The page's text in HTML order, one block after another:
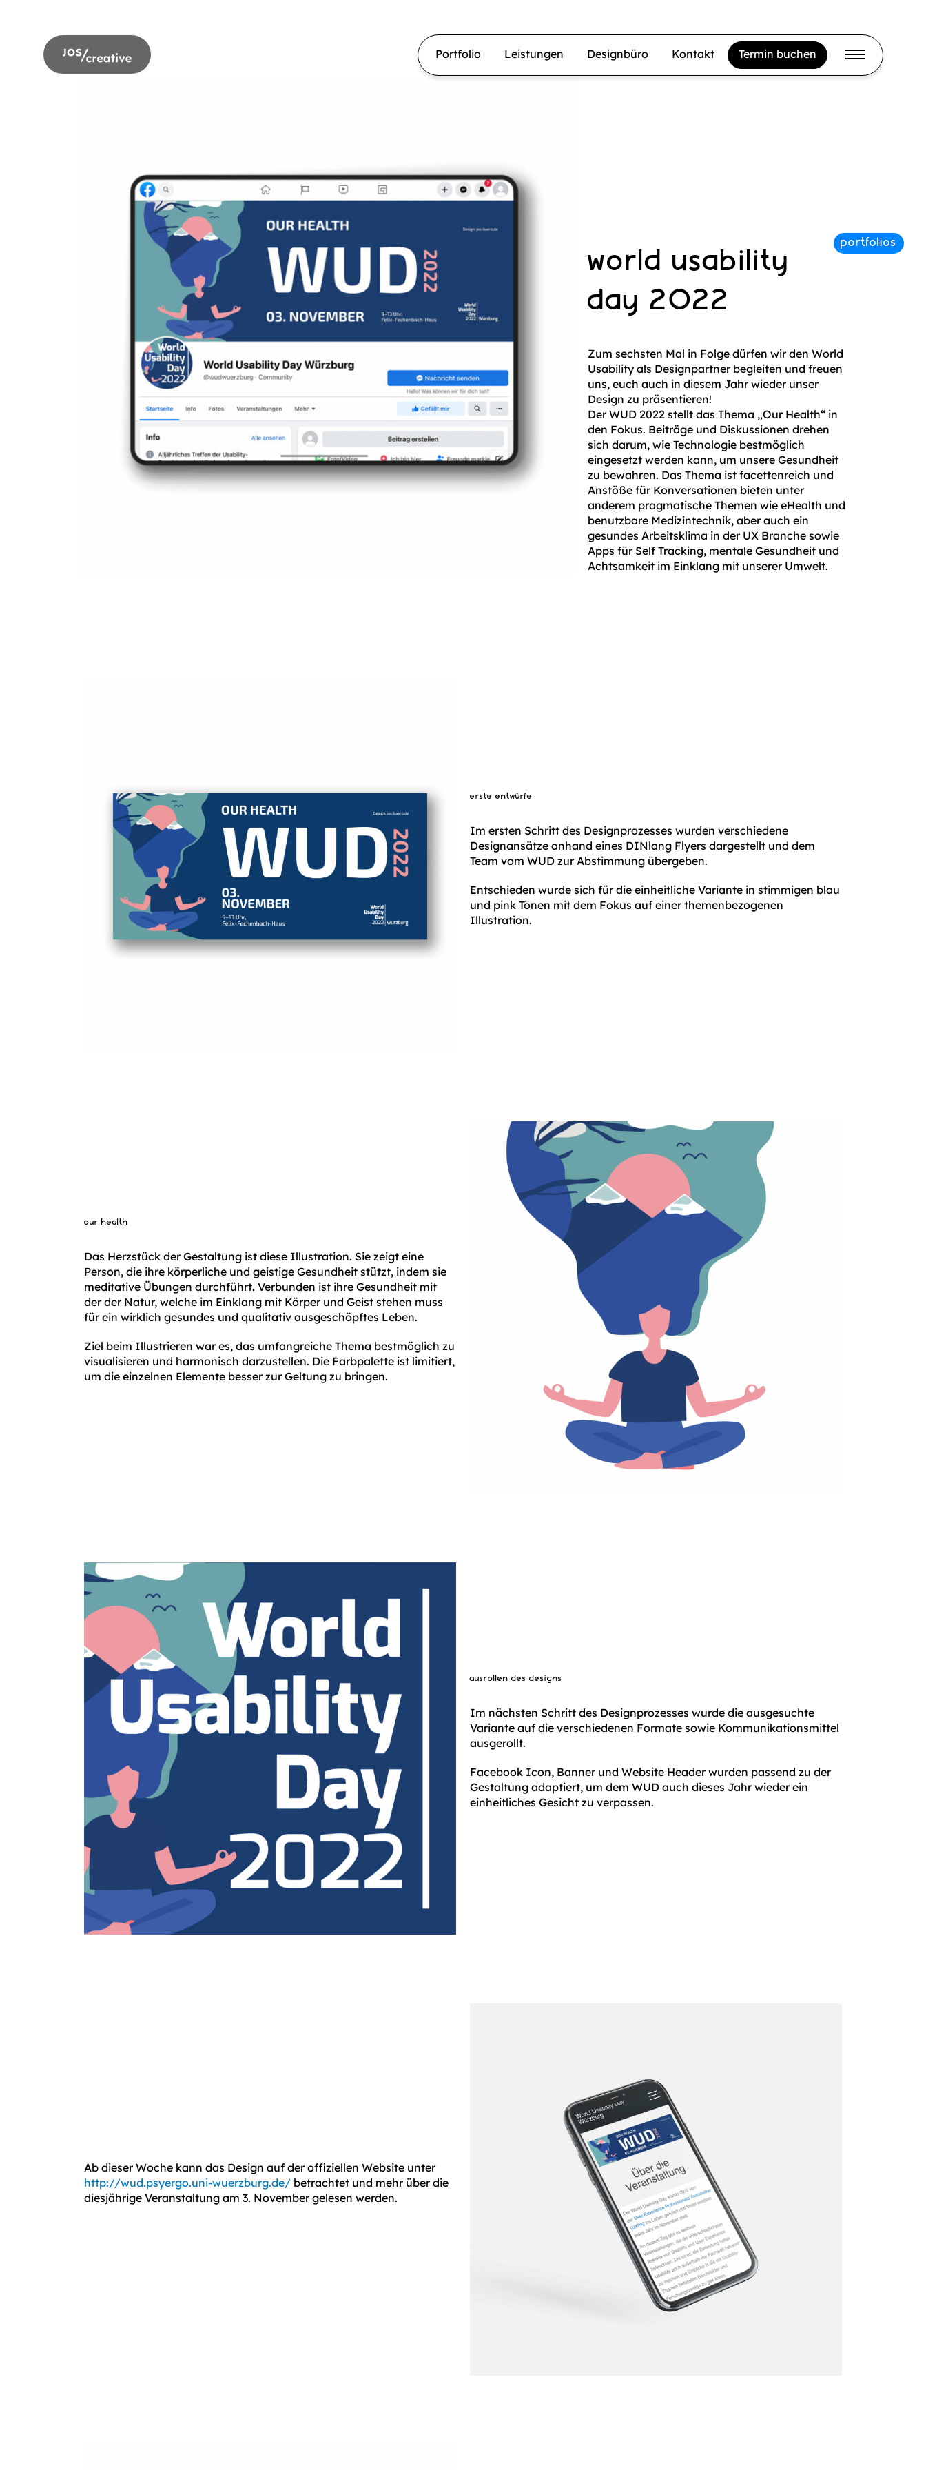
Portfolio Leistungen Designbüro Kontakt Termin buchen
world usability
day 2022
Zum sechsten Mal in Folge dürfen wir den World
Usability als Designpartner begleiten und freuen
uns, euch auch in diesem Jahr wieder unser
Design zu präsentieren!
Der WUD 2022 stellt das Thema „Our Health“ in
den Fokus. Beiträge und Diskussionen drehen
sich darum, wie Technologie bestmöglich
eingesetzt werden kann, um unsere Gesundheit
zu bewahren. Das Thema ist facettenreich und
Anstöße für Konversationen bieten unter
anderem pragmatische Themen wie eHealth und
benutzbare Medizintechnik, aber auch ein
gesundes Arbeitsklima in der UX Branche sowie
Apps für Self Tracking, mentale Gesundheit und
Achtsamkeit im Einklang mit unserer Umwelt.
erste entwürfe
Im ersten Schritt des Designprozesses wurden verschiedene
Designansätze anhand eines DINlang Flyers dargestellt und dem
Team vom WUD zur Abstimmung übergeben.
Entschieden wurde sich für die einheitliche Variante in stimmigen blau
und pink Tönen mit dem Fokus auf einer themenbezogenen
Illustration.
our health
Das Herzstück der Gestaltung ist diese Illustration. Sie zeigt eine
Person, die ihre körperliche und geistige Gesundheit stützt, indem sie
meditative Übungen durchführt. Verbunden ist ihre Gesundheit mit
der der Natur, welche im Einklang mit Körper und Geist stehen muss
für ein wirklich gesundes und qualitativ ausgeschöpftes Leben.
Ziel beim Illustrieren war es, das umfangreiche Thema bestmöglich zu
visualisieren und harmonisch darzustellen. Die Farbpalette ist limitiert,
um die einzelnen Elemente besser zur Geltung zu bringen.
ausrollen des designs
Im nächsten Schritt des Designprozesses wurde die ausgesuchte
Variante auf die verschiedenen Formate sowie Kommunikationsmittel
ausgerollt.
Facebook Icon, Banner und Website Header wurden passend zu der
Gestaltung adaptiert, um dem WUD auch dieses Jahr wieder ein
einheitliches Gesicht zu verpassen.
Ab dieser Woche kann das Design auf der offiziellen Website unter
http://wud.psyergo.uni-wuerzburg.de/ betrachtet und mehr über die
diesjährige Veranstaltung am 3. November gelesen werden.